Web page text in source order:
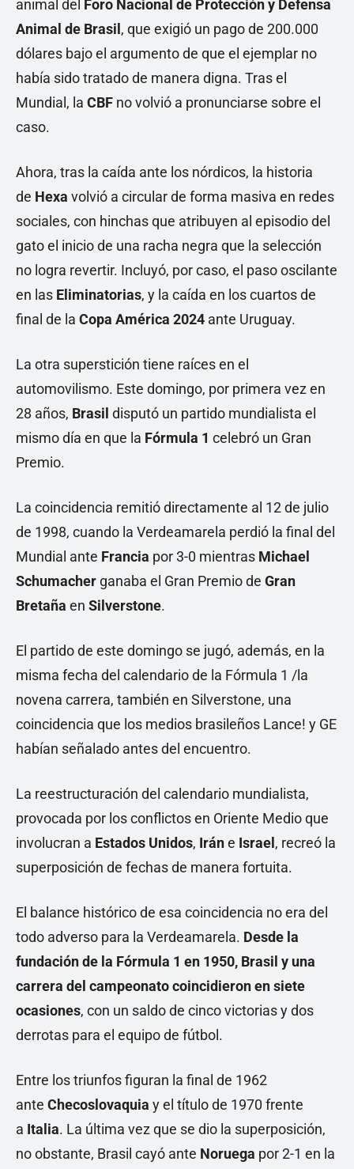
animal del Foro Nacional de Protección y Defensa
Animal de Brasil , que exigió un pago de 200.000
dólares bajo el argumento de que el ejemplar no
había sido tratado de manera digna. Tras el
Mundial, la CBF no volvió a pronunciarse sobre el
caso.
Ahora, tras la caída ante los nórdicos, la historia
de Hexa volvió a circular de forma masiva en redes
sociales, con hinchas que atribuyen al episodio del
gato el inicio de una racha negra que la selección
no logra revertir. Incluyó, por caso, el paso oscilante
en las Eliminatorias, y la caída en los cuartos de
final de la Copa América 2024 ante Uruguay.
La otra superstición tiene raíces en el
automovilismo. Este domingo, por primera vez en
28 años, Brasil disputó un partido mundialista el
mismo día en que la Fórmula 1 celebró un Gran
Premio.
La coincidencia remitió directamente al 12 de julio
de 1998, cuando la Verdeamarela perdió la final del
Mundial ante Francia por 3-0 mientras Michael
Schumacher ganaba el Gran Premio de Gran
Bretaña en Silverstone.
El partido de este domingo se jugó, además, en la
misma fecha del calendario de la Fórmula 1 /la
novena carrera, también en Silverstone, una
coincidencia que los medios brasileños Lance! y GE
habían señalado antes del encuentro.
La reestructuración del calendario mundialista,
provocada por los conflictos en Oriente Medio que
involucran a Estados Unidos, Iráne Israel , recreó la
superposición de fechas de manera fortuita.
El balance histórico de esa coincidencia no era del
todo adverso para la Verdeamarela. Desde la
fundación de la Fórmula 1 en 1950, Brasil y una
carrera del campeonato coincidieron en siete
ocasiones, con un saldo de cinco victorias y dos
derrotas para el equipo de fútbol.
Entre los triunfos figuran la final de 1962
ante Checoslovaquia y el título de 1970 frente
a Italia. La última vez que se dio la superposición,
no obstante, Brasil cayó ante Noruega por 2-1 en la